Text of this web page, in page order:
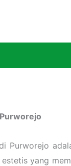
Purworejo
estetis yang